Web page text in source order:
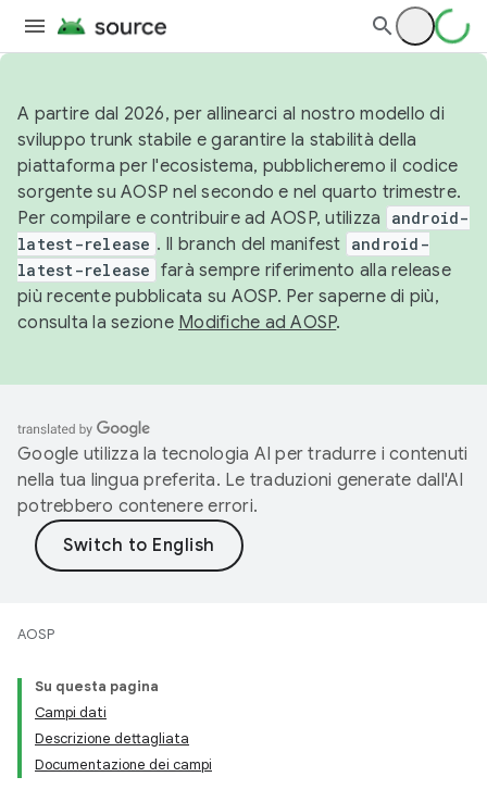
A partire dal 2026, per allinearci al nostro modello di
sviluppo trunk stabile e garantire la stabilità della
piattaforma per l'ecosistema, pubblicheremo il codice
sorgente su AOSP nel secondo e nel quarto trimestre.
Per compilare e contribuire ad AOSP, utilizza
android-
latest-release . Il branch del manifest android-
latest-release farà sempre riferimento alla release
più recente pubblicata su AOSP. Per saperne di più,
consulta la sezione Modifiche ad AOSP.
Google utilizza la tecnologia AI per tradurre i contenuti
nella tua lingua preferita. Le traduzioni generate dall'AI
potrebbero contenere errori.
AOSP
Su questa pagina
Campi dati
Descrizione dettagliata
Documentazione dei campi